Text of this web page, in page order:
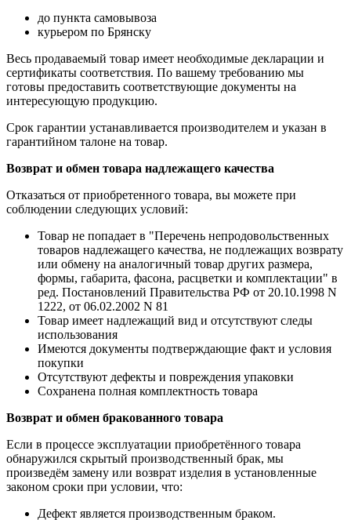
до пункта самовывоза
курьером по Брянску
Весь продаваемый товар имеет необходимые декларации и
сертификаты соответствия. По вашему требованию мы
готовы предоставить соответствующие документы на
интересующую продукцию.
Срок гарантии устанавливается производителем и указан в
гарантийном талоне на товар.
Возврат и обмен товара надлежащего качества
Отказаться от приобретенного товара, вы можете при
соблюдении следующих условий:
Товар не попадает в "Перечень непродовольственных
товаров надлежащего качества, не подлежащих возврату
или обмену на аналогичный товар других размера,
формы, габарита, фасона, расцветки и комплектации" в
ред. Постановлений Правительства РФ от 20.10.1998 N
1222, от 06.02.2002 N 81
Товар имеет надлежащий вид и отсутствуют следы
использования
Имеются документы подтверждающие факт и условия
покупки
Отсутствуют дефекты и повреждения упаковки
Сохранена полная комплектность товара
Возврат и обмен бракованного товара
Если в процессе эксплуатации приобретённого товара
обнаружился скрытый производственный брак, мы
произведём замену или возврат изделия в установленные
законом сроки при условии, что:
Дефект является производственным браком.